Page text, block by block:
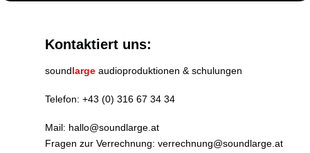
Kontaktiert uns:
soundlarge audioproduktionen & schulungen
Telefon: +43 (0) 316 67 34 34
Mail: hallo@soundlarge.at
Fragen zur Verrechnung: verrechnung@soundlarge.at